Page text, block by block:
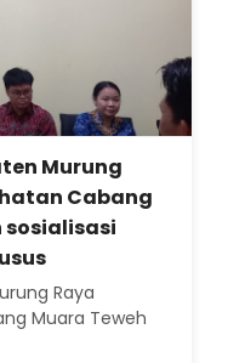
Murung
Cabang
sosialisasi
Raya
Muara Teweh